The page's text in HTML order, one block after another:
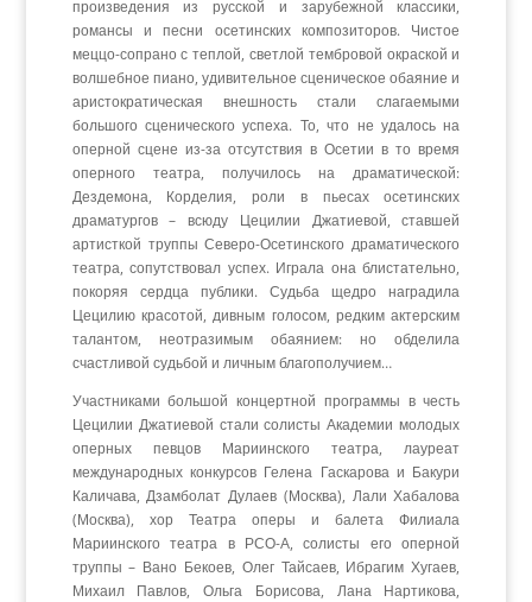
произведения из русской и зарубежной классики,
романсы и песни осетинских композиторов. Чистое
меццо-сопрано с теплой, светлой тембровой окраской и
волшебное пиано, удивительное сценическое обаяние и
аристократическая внешность стали слагаемыми
большого сценического успеха. То, что не удалось на
оперной сцене из-за отсутствия в Осетии в то время
оперного театра, получилось на драматической:
Дездемона, Корделия, роли в пьесах осетинских
драматургов – всюду Цецилии Джатиевой, ставшей
артисткой труппы Северо-Осетинского драматического
театра, сопутствовал успех. Играла она блистательно,
покоряя сердца публики. Судьба щедро наградила
Цецилию красотой, дивным голосом, редким актерским
талантом, неотразимым обаянием: но обделила
счастливой судьбой и личным благополучием…
Участниками большой концертной программы в честь
Цецилии Джатиевой стали солисты Академии молодых
оперных певцов Мариинского театра, лауреат
международных конкурсов Гелена Гаскарова и Бакури
Каличава, Дзамболат Дулаев (Москва), Лали Хабалова
(Москва), хор Театра оперы и балета Филиала
Мариинского театра в РСО-А, солисты его оперной
труппы – Вано Бекоев, Олег Тайсаев, Ибрагим Хугаев,
Михаил Павлов, Ольга Борисова, Лана Нартикова,